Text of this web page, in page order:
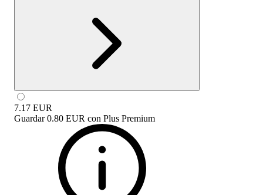
7.17 EUR
Guardar 0.80 EUR con Plus Premium